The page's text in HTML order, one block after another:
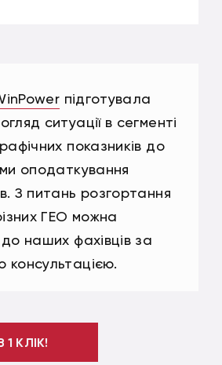
підготувала
ситуації в сегменті
показників до
оподаткування
З питань розгортання
ГЕО можна
наших фахівців за
консультацією.
1 КЛІК!